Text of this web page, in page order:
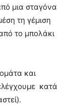
μια σταγόνα
τη γέμιση
το μπολάκι
και
κατά